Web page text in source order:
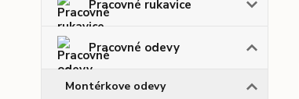
Pracovné rukavice
Pracovné odevy
Montérkove odevy